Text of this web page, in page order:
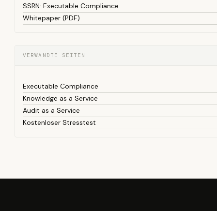
SSRN: Executable Compliance
Whitepaper (PDF)
VERWANDTE SEITEN
Executable Compliance
Knowledge as a Service
Audit as a Service
Kostenloser Stresstest